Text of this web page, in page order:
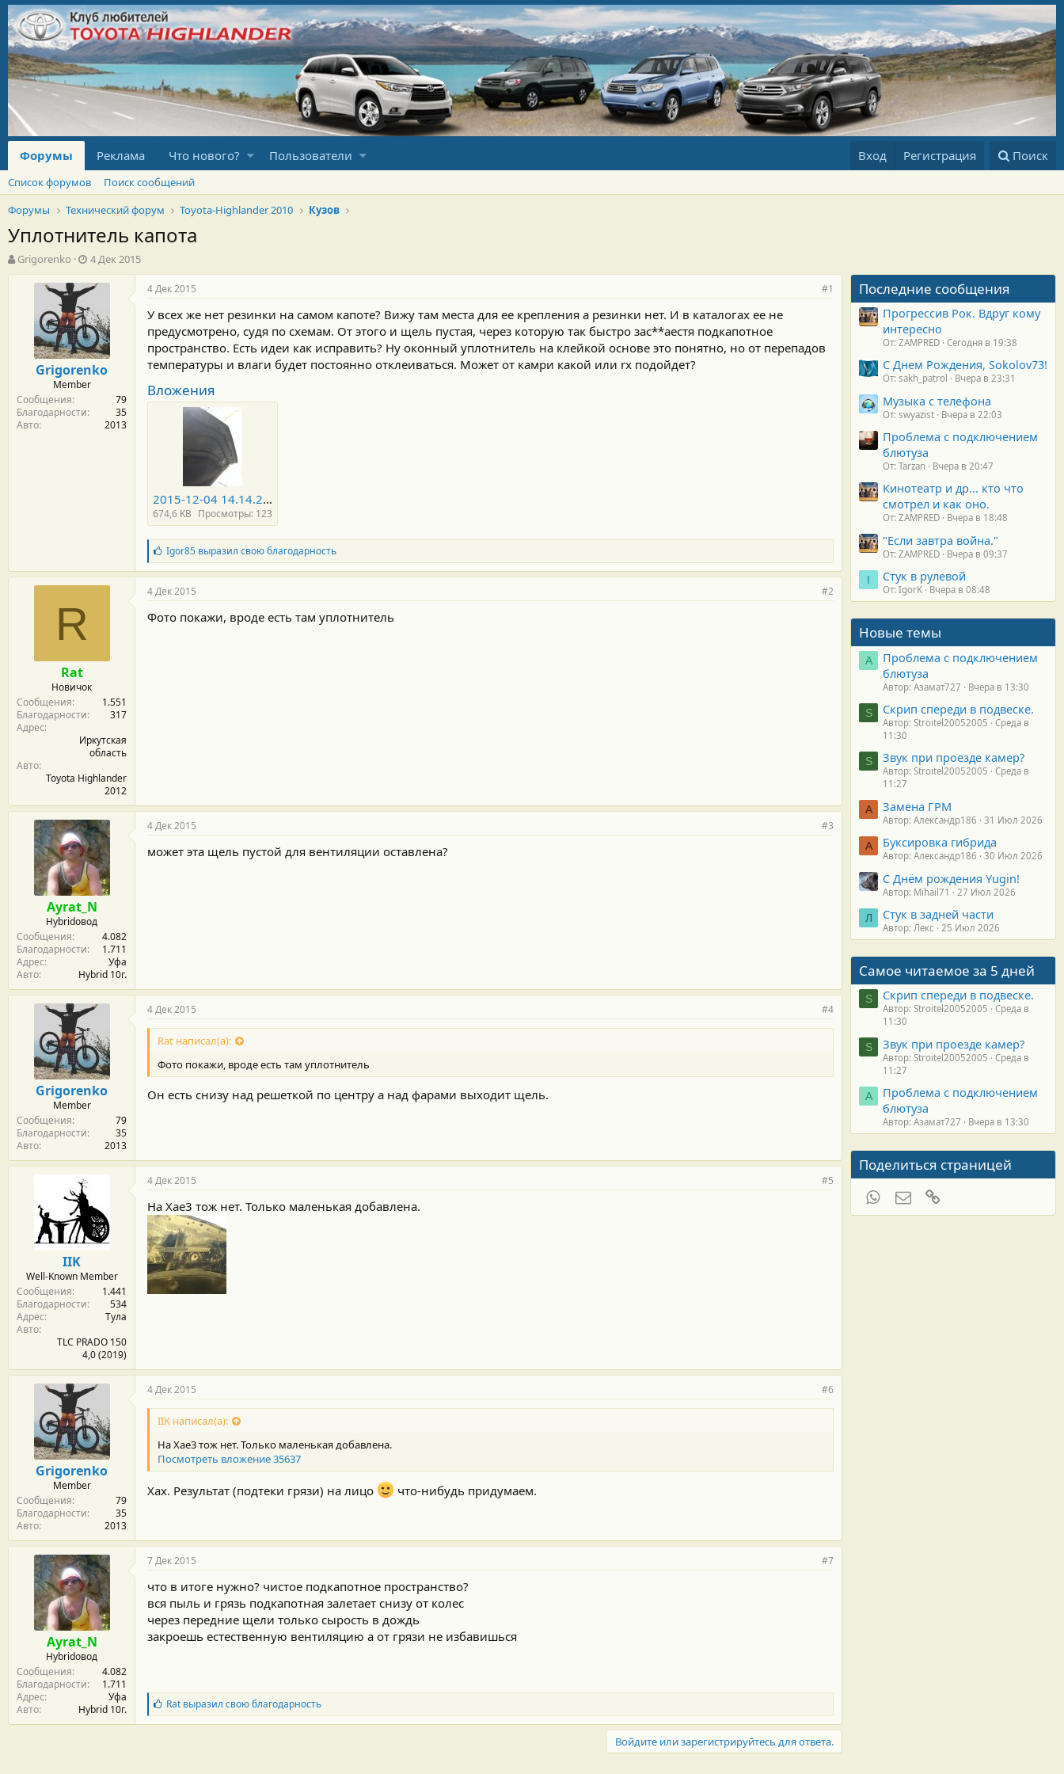
Форумы Реклама Что нового? Пользователи Вход Регистрация Поиск
Список форумов
Поиск сообщений
Форумы
Технический форум Toyota-Highlander 2010 Кузов
Уплотнитель капота
А
в
Grigorenko
Д
а
т
н
а
ч
а
л
а
4 Дек 2015
Grigorenko
Member
Сообщения
79
Благодарности
35
Авто
2013
4 Дек 2015 #1
У всех же нет резинки на самом капоте? Вижу там места для ее крепления а резинки нет. И в каталогах ее не
предусмотрено, судя по схемам. От этого и щель пустая, через которую так быстро зас**аестя подкапотное
пространство. Есть идеи как исправить? Ну оконный уплотнитель на клейкой основе это понятно, но от перепадов
температуры и влаги будет постоянно отклеиваться. Может от камри какой или rx подойдет?
Вложения
2015-12-04 14.14.29.jpg
674,6 KB Просмотры: 123
Б
л
а
г
о
д
а
Igor85выразил свою благодарность
R
Rat
Новичок
Сообщения
1.551
Благодарности
317
Адрес
Иркутская
область
Авто
Toyota Highlander
2012
4 Дек 2015 #2
Фото покажи, вроде есть там уплотнитель
Ayrat_N
Hybridовод
Сообщения
4.082
Благодарности
1.711
Адрес
Уфа
Авто
Hybrid 10г.
4 Дек 2015 #3
может эта щель пустой для вентиляции оставлена?
Grigorenko
Member
Сообщения
79
Благодарности
35
Авто
2013
4 Дек 2015 #4
Rat написал(а):
Фото покажи, вроде есть там уплотнитель
Он есть снизу над решеткой по центру а над фарами выходит щель.
IIK
Well-Known Member
Сообщения
1.441
Благодарности
534
Адрес
Тула
Авто
TLC PRADO 150
4,0 (2019)
4 Дек 2015 #5
На Хае3 тож нет. Только маленькая добавлена.
Grigorenko
Member
Сообщения
79
Благодарности
35
Авто
2013
4 Дек 2015 #6
IIK написал(а):
На Хае3 тож нет. Только маленькая добавлена.
Посмотреть вложение 35637
Хах. Результат (подтеки грязи) на лицо что-нибудь придумаем.
Ayrat_N
Hybridовод
Сообщения
4.082
Благодарности
1.711
Адрес
Уфа
Авто
Hybrid 10г.
7 Дек 2015 #7
что в итоге нужно? чистое подкапотное пространство?
вся пыль и грязь подкапотная залетает снизу от колес
через передние щели только сырость в дождь
закроешь естественную вентиляцию а от грязи не избавишься
Б
л
а
Ratвыразил свою благодарность
Войдите или зарегистрируйтесь для ответа.
Последние сообщения
Прогрессив Рок. Вдруг кому
интересно
От: ZAMPRED Сегодня в 19:38
С Днем Рождения, Sokolov73!
От: sakh_patrol Вчера в 23:31
Музыка с телефона
От: swyazist Вчера в 22:03
Проблема с подключением
блютуза
От: Tarzan Вчера в 20:47
Кинотеатр и др... кто что
смотрел и как оно.
От: ZAMPRED Вчера в 18:48
"Если завтра война."
От: ZAMPRED Вчера в 09:37
I Стук в рулевой
От: IgorK Вчера в 08:48
Новые темы
А
Проблема с подключением
блютуза
Автор: Азамат727 Вчера в 13:30
S Скрип спереди в подвеске.
Автор: Stroitel20052005
Среда в
11:30
S Звук при проезде камер?
Автор: Stroitel20052005
Среда в
11:27
А Замена ГРМ
Автор: Александр186 31 Июл 2026
А Буксировка гибрида
Автор: Александр186 30 Июл 2026
С Днём рождения Yugin!
Автор: Mihail71 27 Июл 2026
Л Стук в задней части
Автор: Лекс 25 Июл 2026
Самое читаемое за 5 дней
S Скрип спереди в подвеске.
Автор: Stroitel20052005
Среда в
11:30
S Звук при проезде камер?
Автор: Stroitel20052005
Среда в
11:27
А
Проблема с подключением
блютуза
Автор: Азамат727 Вчера в 13:30
Поделиться страницей
WhatsAppЭлектронная почта